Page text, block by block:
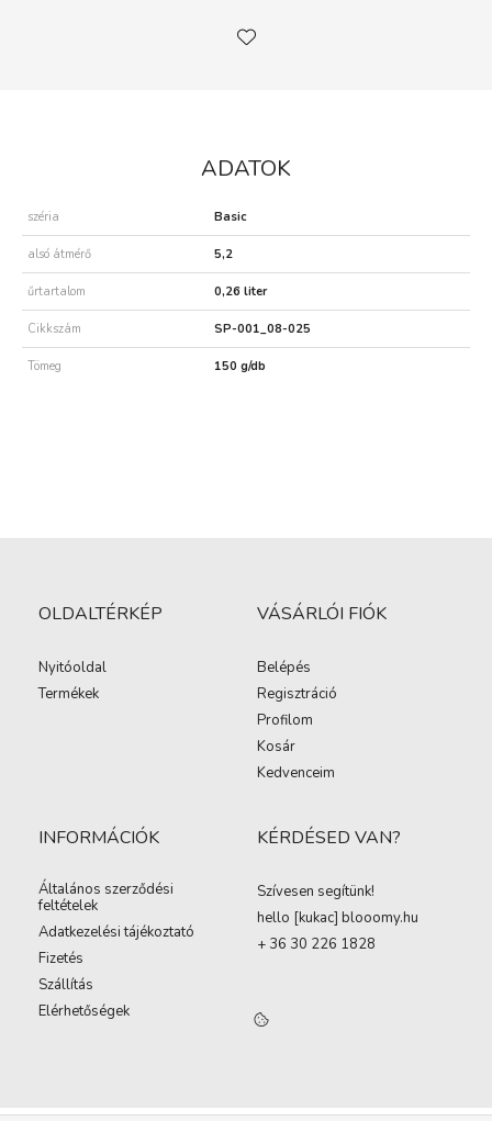
ADATOK
széria Basic
alsó átmérő 5,2
űrtartalom 0,26 liter
Cikkszám SP-001_08-025
Tömeg 150 g/db
OLDALTÉRKÉP
Nyitóoldal
Termékek
VÁSÁRLÓI FIÓK
Belépés
Regisztráció
Profilom
Kosár
Kedvenceim
INFORMÁCIÓK
Általános szerződési
feltételek
Adatkezelési tájékoztató
Fizetés
Szállítás
Elérhetőségek
KÉRDÉSED VAN?
Szívesen segítünk!
hello [kukac] blooomy.hu
+ 36 30 226 1828